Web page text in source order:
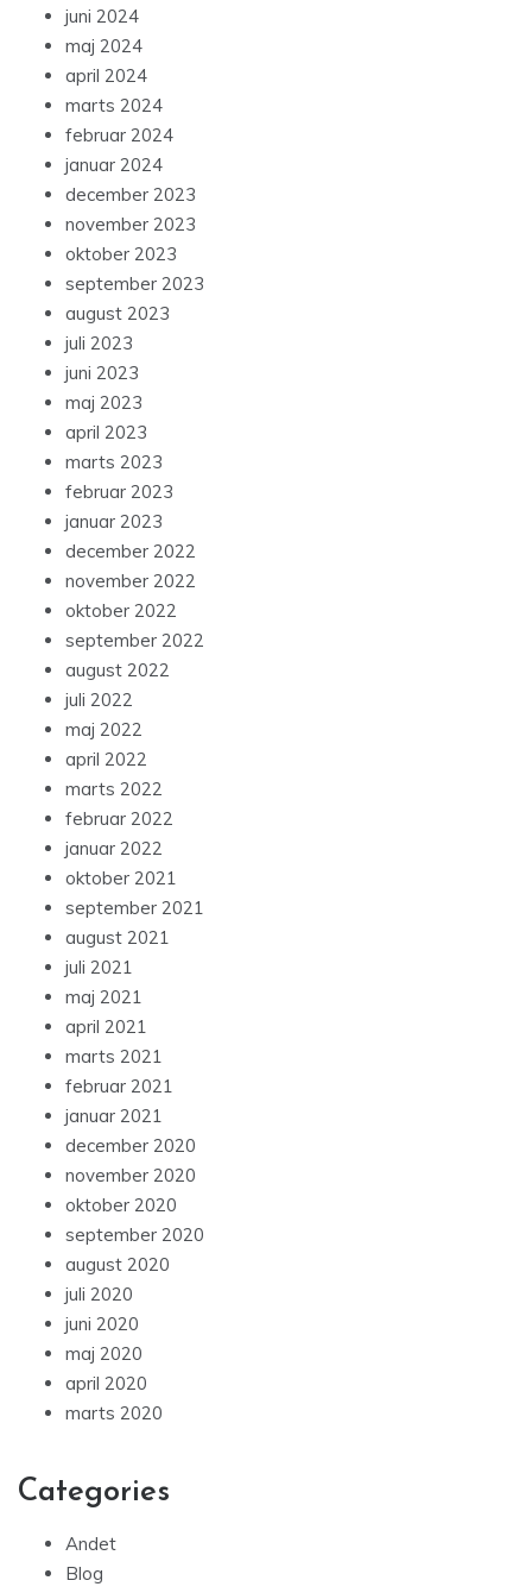
juni 2024
maj 2024
april 2024
marts 2024
februar 2024
januar 2024
december 2023
november 2023
oktober 2023
september 2023
august 2023
juli 2023
juni 2023
maj 2023
april 2023
marts 2023
februar 2023
januar 2023
december 2022
november 2022
oktober 2022
september 2022
august 2022
juli 2022
maj 2022
april 2022
marts 2022
februar 2022
januar 2022
oktober 2021
september 2021
august 2021
juli 2021
maj 2021
april 2021
marts 2021
februar 2021
januar 2021
december 2020
november 2020
oktober 2020
september 2020
august 2020
juli 2020
juni 2020
maj 2020
april 2020
marts 2020
Categories
Andet
Blog